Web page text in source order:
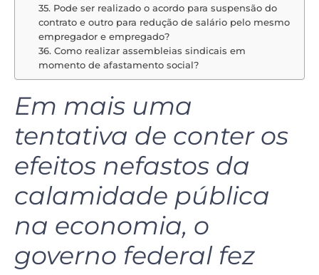
35. Pode ser realizado o acordo para suspensão do
contrato e outro para redução de salário pelo mesmo
empregador e empregado?
36. Como realizar assembleias sindicais em
momento de afastamento social?
Em mais uma
tentativa de conter os
efeitos nefastos da
calamidade pública
na economia, o
governo federal fez